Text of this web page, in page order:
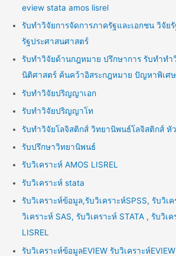
eview stata amos lisrel
รับทำวิจัยการจัดการภาครัฐและเอกชน วิจัย
รัฐประศาสนศาสตร์
รับทำวิจัยด้านกฎหมาย ปรึกษาการ รับทำท
นิติศาสตร์ ค้นคว้าอิสระกฎหมาย ปัญหาพิเศ
รับทำวิจัยปริญญาเอก
รับทำวิจัยปริญญาโท
รับทำวิจัยโลจิสติกส์ วิทยานิพนธ์โลจิสติกส์ หั
รับปรึกษาวิทยานิพนธ์
รับวิเคราะห์ AMOS LISREL
รับวิเคราะห์ stata
รับวิเคราะห์ข้อมูล,รับวิเคราะห์SPSS, รับวิเค
วิเคราะห์ SAS, รับวิเคราะห์ STATA , รับวิเ
LISREL
รับวิเคราะห์ข้อมูลEVIEW รับวิเคราะห์